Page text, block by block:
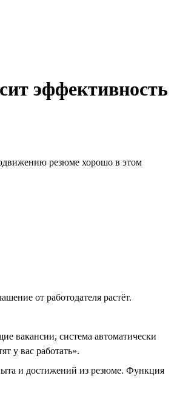
эффективность
резюме хорошо в этом
от работодателя растёт.
вакансии, система автоматически
у вас работать».
и достижений из резюме. Функция